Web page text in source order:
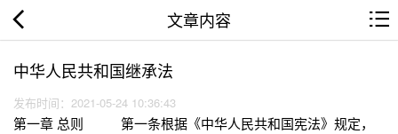
文章内容
中华人民共和国继承法
发布时间：2021-05-24 10:36:43
第一章 总则 第一条根据《中华人民共和国宪法》规定，